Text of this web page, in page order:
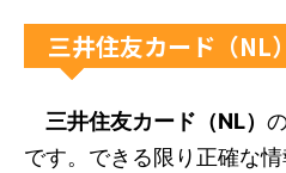
三井住友カード（NL
三井住友カード（NL）
です。できる限り正確な